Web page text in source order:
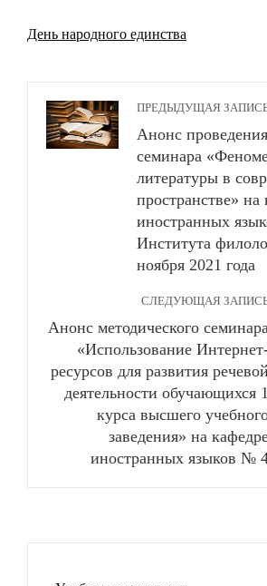
День народного единства
ПРЕДЫДУЩАЯ
Анонс
семинара
литературы в
пространстве» на
иностранных
Института
ноября 2021 года
СЛЕДУЮЩАЯ
Анонс методического
«Использование
ресурсов для развития речевой
деятельности обучающихся 1
курса высшего
заведения» на
иностранных языков №